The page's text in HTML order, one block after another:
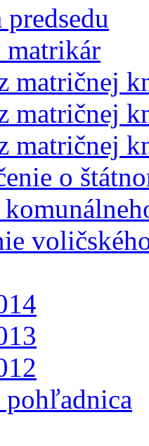
predsedu
matričnej
matričnej
matričnej
o
pohľadnica